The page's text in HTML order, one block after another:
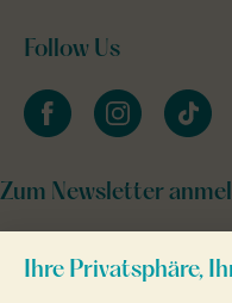
Follow Us
facebookinstagramtiktok
Zum Newsletter